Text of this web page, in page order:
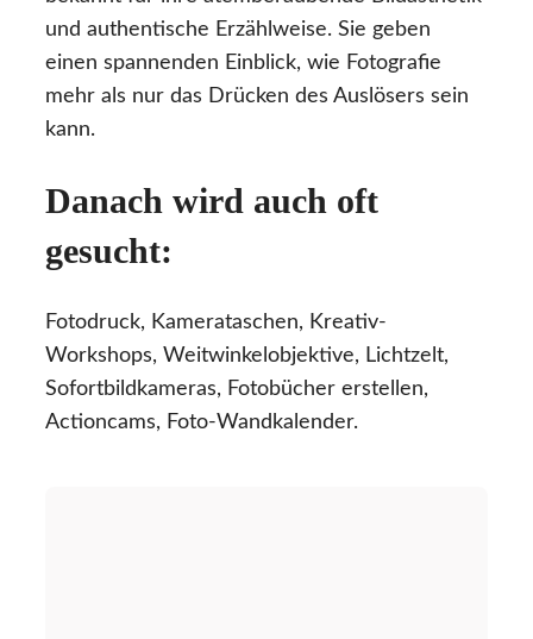
und authentische Erzählweise. Sie geben
einen spannenden Einblick, wie Fotografie
mehr als nur das Drücken des Auslösers sein
kann.
Danach wird auch oft
gesucht:
Fotodruck, Kamerataschen, Kreativ-
Workshops, Weitwinkelobjektive, Lichtzelt,
Sofortbildkameras, Fotobücher erstellen,
Actioncams, Foto-Wandkalender.